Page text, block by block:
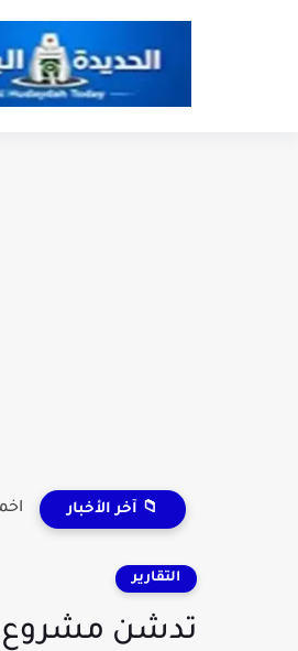
📁 آخر الأخبار
التقارير
تدشن مشروع